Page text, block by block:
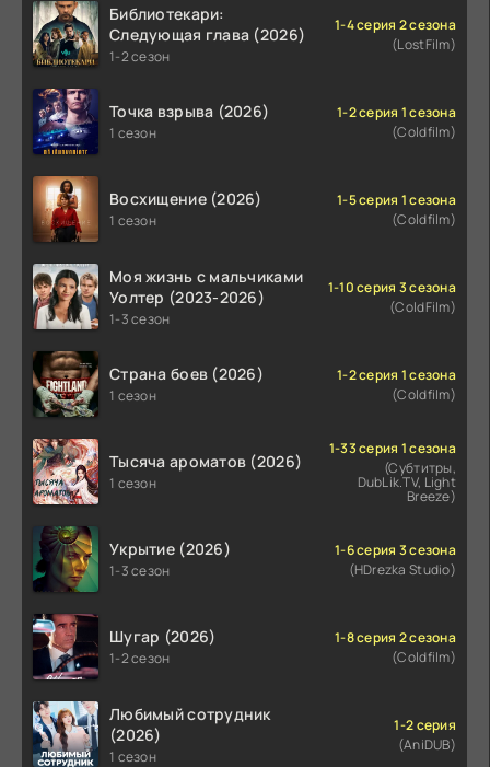
Библиотекари:
Следующая глава (2026)
1-2 сезон
1-4 серия 2 сезона
(LostFilm)
Точка взрыва (2026)
1 сезон
1-2 серия 1 сезона
(Coldfilm)
Восхищение (2026)
1 сезон
1-5 серия 1 сезона
(Coldfilm)
Моя жизнь с мальчиками
Уолтер (2023-2026)
1-3 сезон
1-10 серия 3 сезона
(ColdFilm)
Страна боев (2026)
1 сезон
1-2 серия 1 сезона
(Coldfilm)
Тысяча ароматов (2026)
1 сезон
1-33 серия 1 сезона
(Субтитры,
DubLik.TV, Light
Breeze)
Укрытие (2026)
1-3 сезон
1-6 серия 3 сезона
(HDrezka Studio)
Шугар (2026)
1-2 сезон
1-8 серия 2 сезона
(Coldfilm)
Любимый сотрудник
(2026)
1 сезон
1-2 серия
(AniDUB)